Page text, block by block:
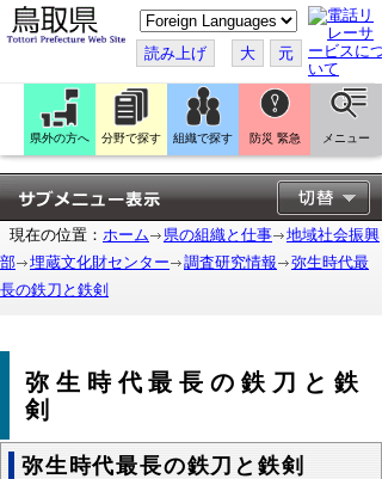
こ
の
ペ
ー
ジ
翻
訳
す
る
読み上げ 大 元
県外の方へ 分野で探す 組織で探す 防災 緊急 メニュー
現在の位置： ホーム 県の組織と仕事
地域社会振興
部
埋蔵文化財センター 調査研究情報
弥生時代最
長の鉄刀と鉄剣
弥生時代最長の鉄刀と鉄
剣
弥生時代最長の鉄刀と鉄剣